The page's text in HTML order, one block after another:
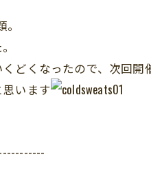
どくなったので、次回開
います